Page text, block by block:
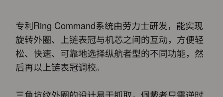
专利Ring Command系统由劳力士研发，能实现
旋转外圈、上链表冠与机芯之间的互动，方便轻
松、快速、可靠地选择纵航者型的不同功能，然
后再以上链表冠调校。